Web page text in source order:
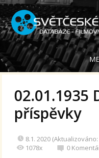
02.01.1935
příspěvky
8.1. 2020 (Aktualizováno:
1078x
0